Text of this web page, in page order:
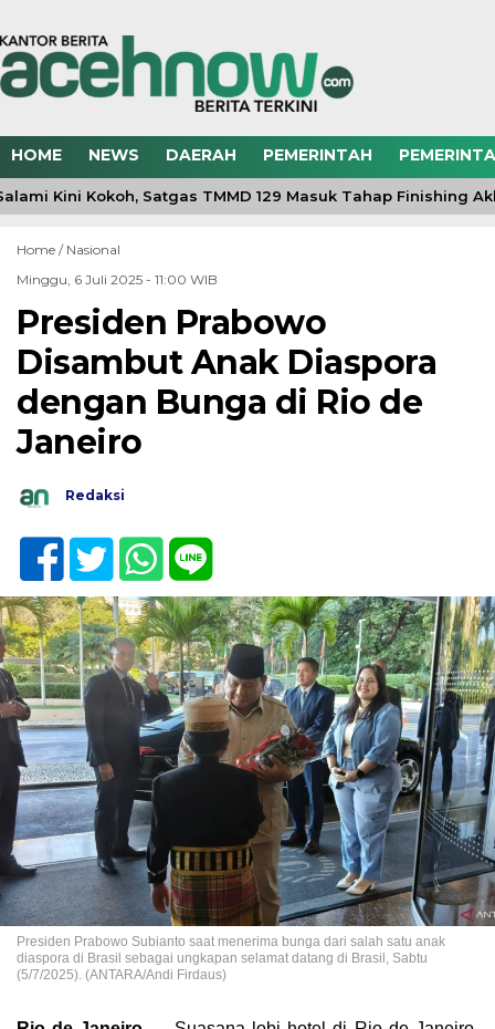
HOME NEWS DAERAH PEMERINTAH
Kini Kokoh, Satgas TMMD 129 Masuk Tahap Finishing
Home / Nasional
Minggu, 6 Juli 2025 - 11:00 WIB
Presiden Prabowo
Disambut Anak Diaspora
dengan Bunga di Rio de
Janeiro
Redaksi
Presiden Prabowo Subianto saat menerima bunga dari salah satu anak
diaspora di Brasil sebagai ungkapan selamat datang di Brasil, Sabtu
(5/7/2025). (ANTARA/Andi Firdaus)